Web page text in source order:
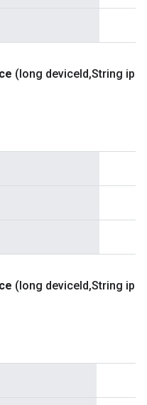
(long deviceId,String ip
(long deviceId,String ip